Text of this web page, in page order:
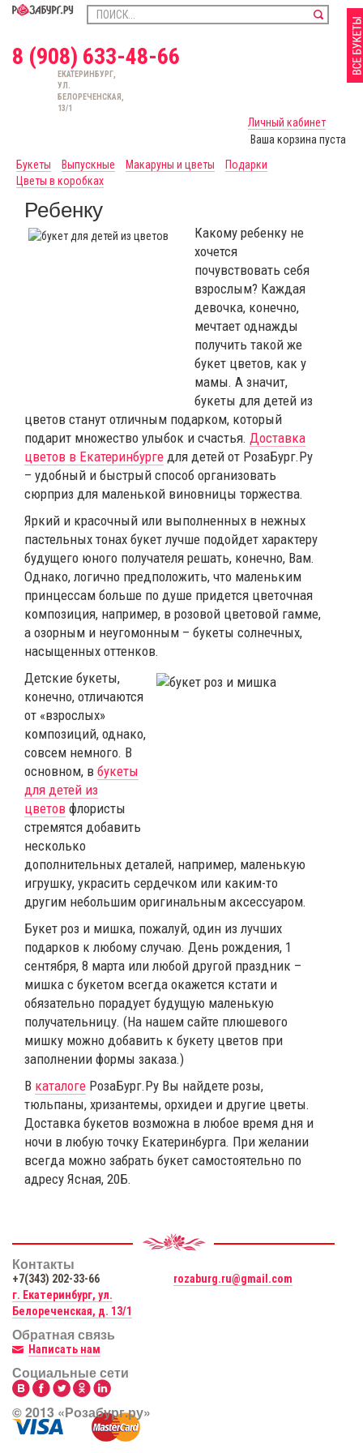
8 (908) 633-48-66
ЕКАТЕРИНБУРГ,
УЛ.
БЕЛОРЕЧЕНСКАЯ,
13/1
Личный кабинет
Ваша корзина пуста
Букеты
Выпускные Макаруны и цветы
Подарки
Цветы в коробках
Ребенку
Какому ребенку не
хочется
почувствовать себя
взрослым? Каждая
девочка, конечно,
мечтает однажды
получить такой же
букет цветов, как у
мамы. А значит,
букеты для детей из
цветов станут отличным подарком, который
подарит множество улыбок и счастья. Доставка
цветов в Екатеринбурге для детей от РозаБург.Ру
– удобный и быстрый способ организовать
сюрприз для маленькой виновницы торжества.
Яркий и красочный или выполненных в нежных
пастельных тонах букет лучше подойдет характеру
будущего юного получателя решать, конечно, Вам.
Однако, логично предположить, что маленьким
принцессам больше по душе придется цветочная
композиция, например, в розовой цветовой гамме,
а озорным и неугомонным – букеты солнечных,
насыщенных оттенков.
Детские букеты,
конечно, отличаются
от «взрослых»
композиций, однако,
совсем немного. В
основном, в букеты
для детей из
цветов флористы
стремятся добавить
несколько
дополнительных деталей, например, маленькую
игрушку, украсить сердечком или каким-то
другим небольшим оригинальным аксессуаром.
Букет роз и мишка, пожалуй, один из лучших
подарков к любому случаю. День рождения, 1
сентября, 8 марта или любой другой праздник –
мишка с букетом всегда окажется кстати и
обязательно порадует будущую маленькую
получательницу. (На нашем сайте плюшевого
мишку можно добавить к букету цветов при
заполнении формы заказа.)
В каталоге РозаБург.Ру Вы найдете розы,
тюльпаны, хризантемы, орхидеи и другие цветы.
Доставка букетов возможна в любое время дня и
ночи в любую точку Екатеринбурга. При желании
всегда можно забрать букет самостоятельно по
адресу Ясная, 20Б.
Контакты
+7(343) 202-33-66
rozaburg.ru@gmail.com
г. Екатеринбург, ул.
Белореченская, д. 13/1
Обратная связь
Написать нам
Социальные сети
© 2013 «Розабург.ру»